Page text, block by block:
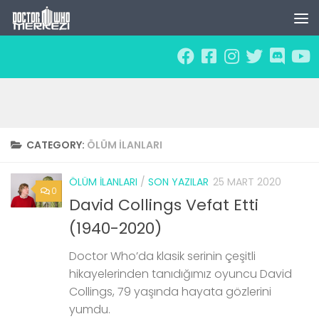
Skip to content
CATEGORY: ÖLÜM İLANLARI
0
ÖLÜM İLANLARI / SON YAZILAR 25 MART 2020
David Collings Vefat Etti
(1940-2020)
Doctor Who’da klasik serinin çeşitli
hikayelerinden tanıdığımız oyuncu David
Collings, 79 yaşında hayata gözlerini
yumdu.